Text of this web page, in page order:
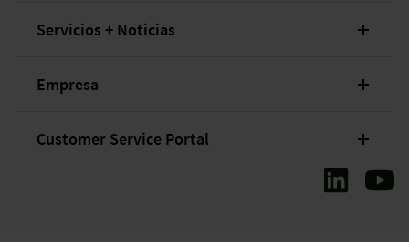
Servicios + Noticias
Empresa
Customer Service Portal